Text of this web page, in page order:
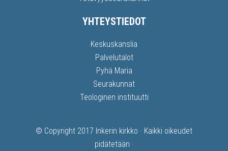
YHTEYSTIEDOT
Keskuskanslia
Palvelutalot
Pyhä Maria
Seurakunnat
Teologinen instituutti
© Copyright 2017 Inkerin kirkko · Kaikki oikeudet
pidätetään ·